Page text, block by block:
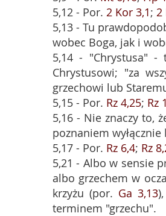
5,12 - Por. 2 Kor 3,1; 2
5,13 - Tu
wobec Boga, jak i
5,14 - "Chrystusa" -
Chrystusowi; "za
grzechowi lub
5,15 - Por. Rz 4,25; Rz
5,16 - Nie znaczy to,
poznaniem
5,17 - Por. Rz 6,4; Rz
5,21 - Albo w sensie
albo grzechem w
krzyżu (por. Ga 3,13
terminem "grzechu".